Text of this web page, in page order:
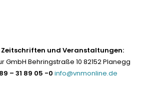
Zeitschriften und Veranstaltungen:
GmbH Behringstraße 10 82152 Planegg
– 31 89 05 -0 info@vnmonline.de